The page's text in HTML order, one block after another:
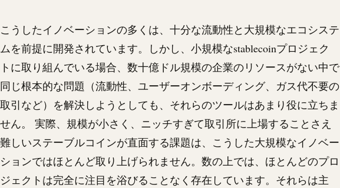
こうしたイノベーションの多くは、十分な流動性と大規模なエコシステ
ムを前提に開発されています。しかし、小規模なstablecoinプロジェク
トに取り組んでいる場合、数十億ドル規模の企業のリソースがない中で
同じ根本的な問題（流動性、ユーザーオンボーディング、ガス代不要の
取引など）を解決しようとしても、それらのツールはあまり役に立ちま
せん。 実際、規模が小さく、ニッチすぎて取引所に上場することさえ
難しいステーブルコインが直面する課題は、こうした大規模なイノベー
ションではほとんど取り上げられません。数の上では、ほとんどのプロ
ジェクトは完全に注目を浴びることなく存在しています。それらは主